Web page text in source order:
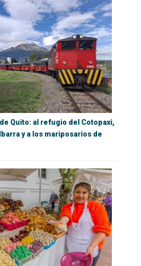
Quito: al refugio del Cotopaxi,
y a los mariposarios de